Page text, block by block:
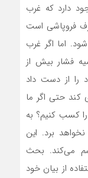
دارد که غرب
فروپاشی است
اما اگر غرب
فشار بیش از
را از دست داد
کند حتی اگر ما
کسب کنیم؟ به
برد. این
می‌کند. بحث
از بیان خود